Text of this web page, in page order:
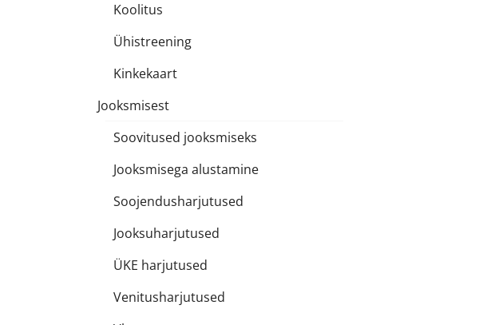
Koolitus
Ühistreening
Kinkekaart
Jooksmisest
Soovitused jooksmiseks
Jooksmisega alustamine
Soojendusharjutused
Jooksuharjutused
ÜKE harjutused
Venitusharjutused